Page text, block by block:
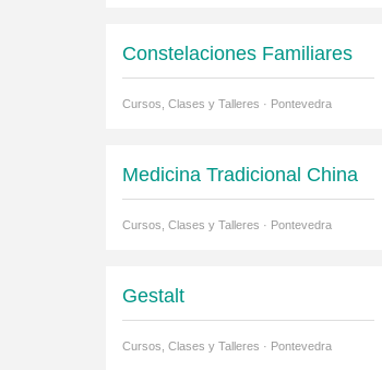
Constelaciones Familiares
Cursos, Clases y Talleres · Pontevedra
Medicina Tradicional China
Cursos, Clases y Talleres · Pontevedra
Gestalt
Cursos, Clases y Talleres · Pontevedra